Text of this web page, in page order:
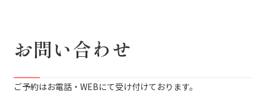
お問い合わせ
ご予約はお電話・WEBにて受け付けております。